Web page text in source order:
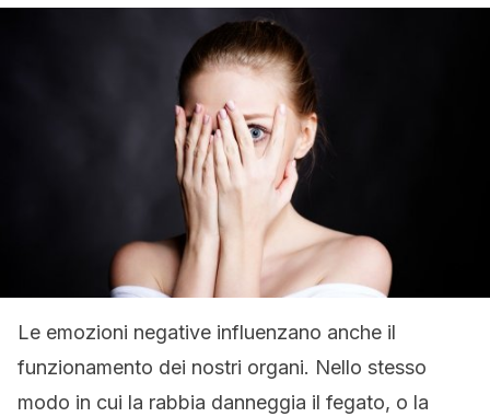
Le emozioni negative influenzano anche il
funzionamento dei nostri organi. Nello stesso
modo in cui la rabbia danneggia il fegato, o la